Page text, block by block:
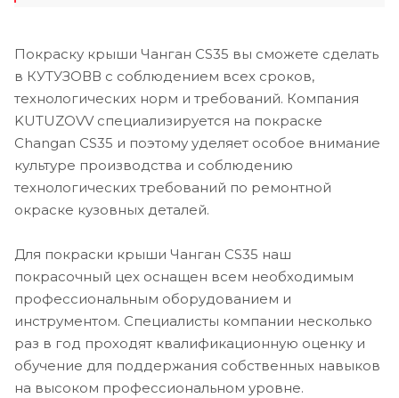
Покраску крыши Чанган CS35 вы сможете сделать
в КУТУЗОВВ с соблюдением всех сроков,
технологических норм и требований. Компания
KUTUZOVV специализируется на покраске
Changan CS35 и поэтому уделяет особое внимание
культуре производства и соблюдению
технологических требований по ремонтной
окраске кузовных деталей.
Для покраски крыши Чанган CS35 наш
покрасочный цех оснащен всем необходимым
профессиональным оборудованием и
инструментом. Специалисты компании несколько
раз в год проходят квалификационную оценку и
обучение для поддержания собственных навыков
на высоком профессиональном уровне.